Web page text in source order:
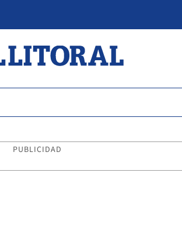
PUBLICIDAD